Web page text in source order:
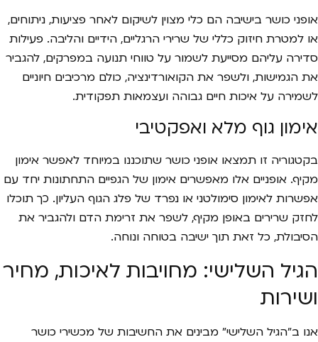
אופני כושר בישיבה הם כלי מצוין לשיקום לאחר פציעות, ניתוחים,
או למטרת חיזוק כללי של שרירי הרגליים, הידיים והליבה. פעילות
סדירה עליהם מסייעת לשמור על טווחי תנועה במפרקים, להגביר
את הגמישות, ולשפר את הקואורדינציה, כולם מרכיבים חיוניים
לשמירה על איכות חיים גבוהה ועצמאות תפקודית.
אימון גוף מלא ואפקטיבי
בקטגוריה זו תמצאו אופני כושר שתוכננו במיוחד לאפשר אימון
מקיף. אופניים אלו מאפשרים אימון של הגפיים התחתונות יחד עם
אפשרות לאימון סימולטני או נפרד של פלג הגוף העליון. כך תוכלו
לחזק שרירים באופן מקיף, לשפר את זרימת הדם ולהגביר את
הסיבולת, כל זאת תוך ישיבה בטוחה ונוחה.
הגיל השלישי: מחויבות לאיכות, מחיר
ושירות
אנו ב"הגיל השלישי" מבינים את החשיבות של מכשירי כושר